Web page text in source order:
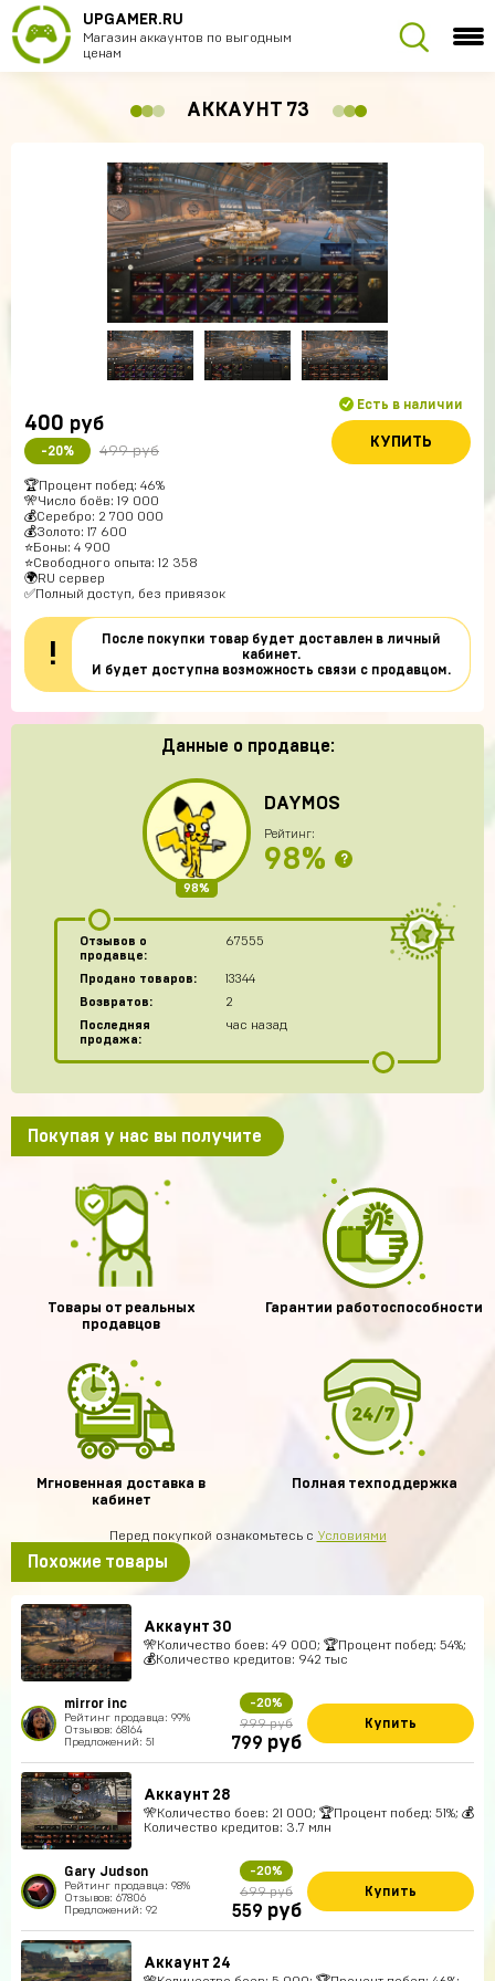
UPGAMER.RU
Магазин аккаунтов по выгодным
ценам
АККАУНТ 73
400 руб
-20% 499 руб
Есть в наличии
КУПИТЬ
🏆Процент побед: 46%
🎌Число боёв: 19 000
💰Серебро: 2 700 000
💰Золото: 17 600
⭐Боны: 4 900
⭐Свободного опыта: 12 358
🌍RU сервер
✅Полный доступ, без привязок
!
После покупки товар будет доставлен в личный
кабинет.
И будет доступна возможность связи с продавцом.
Данные о продавце:
98%
DAYMOS
Рейтинг:
98% ?
Отзывов о
продавце:
67555
Продано товаров:
13344
Возвратов:
2
Последняя
продажа:
час назад
Покупая у нас вы получите
Товары от реальных
продавцов
Гарантии работоспособности
Мгновенная доставка в
кабинет
Полная техподдержка
Перед покупкой ознакомьтесь с Условиями
Похожие товары
Аккаунт 30
🎌Количество боев: 49 000; 🏆Процент побед: 54%;
💰Количество кредитов: 942 тыс
mirror inc
Рейтинг продавца: 99%
Отзывов: 68164
Предложений: 51
-20%
999 руб
799 руб
Купить
Аккаунт 28
🎌Количество боев: 21 000; 🏆Процент побед: 51%; 💰
Количество кредитов: 3.7 млн
Gary Judson
Рейтинг продавца: 98%
Отзывов: 67806
Предложений: 92
-20%
699 руб
559 руб
Купить
Аккаунт 24